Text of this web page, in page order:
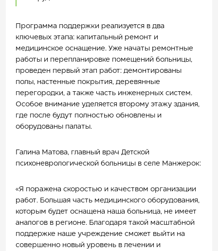
Программа поддержки реализуется в два
ключевых этапа: капитальный ремонт и
медицинское оснащение. Уже начаты ремонтные
работы и перепланировке помещений больницы,
проведен первый этап работ: демонтированы
полы, настенные покрытия, деревянные
перегородки, а также часть инженерных систем.
Особое внимание уделяется второму этажу здания,
где после будут полностью обновлены и
оборудованы палаты.
Галина Матова, главный врач Детской
психоневрологической больницы в селе Манжерок:
«Я поражена скоростью и качеством организации
работ. Большая часть медицинского оборудования,
которым будет оснащена наша больница, не имеет
аналогов в регионе. Благодаря такой масштабной
поддержке наше учреждение сможет выйти на
совершенно новый уровень в лечении и